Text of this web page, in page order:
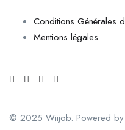
Conditions Générales
Mentions légales
© 2025 Wiijob. Powered by